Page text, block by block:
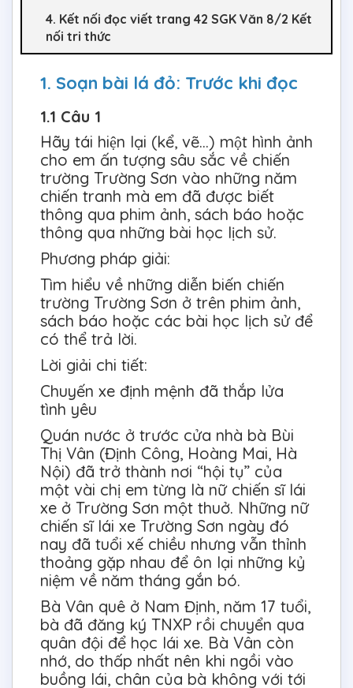
4. Kết nối đọc viết trang 42 SGK Văn 8/2 Kết
nối tri thức
1. Soạn bài lá đỏ: Trước khi đọc
1.1 Câu 1
Hãy tái hiện lại (kể, vẽ…) một hình ảnh
cho em ấn tượng sâu sắc về chiến
trường Trường Sơn vào những năm
chiến tranh mà em đã được biết
thông qua phim ảnh, sách báo hoặc
thông qua những bài học lịch sử.
Phương pháp giải:
Tìm hiểu về những diễn biến chiến
trường Trường Sơn ở trên phim ảnh,
sách báo hoặc các bài học lịch sử để
có thể trả lời.
Lời giải chi tiết:
Chuyến xe định mệnh đã thắp lửa
tình yêu
Quán nước ở trước cửa nhà bà Bùi
Thị Vân (Định Công, Hoàng Mai, Hà
Nội) đã trở thành nơi “hội tụ” của
một vài chị em từng là nữ chiến sĩ lái
xe ở Trường Sơn một thuở. Những nữ
chiến sĩ lái xe Trường Sơn ngày đó
nay đã tuổi xế chiều nhưng vẫn thỉnh
thoảng gặp nhau để ôn lại những kỷ
niệm về năm tháng gắn bó.
Bà Vân quê ở Nam Định, năm 17 tuổi,
bà đã đăng ký TNXP rồi chuyển qua
quân đội để học lái xe. Bà Vân còn
nhớ, do thấp nhất nên khi ngồi vào
buồng lái, chân của bà không với tới